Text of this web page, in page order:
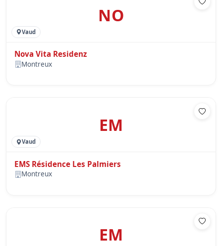
NO
Vaud
Nova Vita Residenz
Montreux
EM
Vaud
EMS Résidence Les Palmiers
Montreux
EM